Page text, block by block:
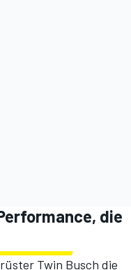
die
Twin Busch die